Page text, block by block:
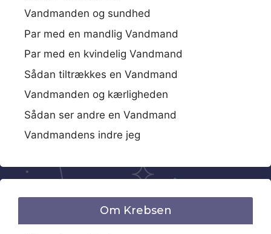
Vandmanden og sundhed
Par med en mandlig Vandmand
Par med en kvindelig Vandmand
Sådan tiltrækkes en Vandmand
Vandmanden og kærligheden
Sådan ser andre en Vandmand
Vandmandens indre jeg
Om Krebsen